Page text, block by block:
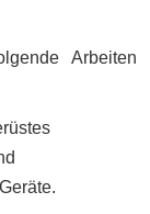
Arbeiten